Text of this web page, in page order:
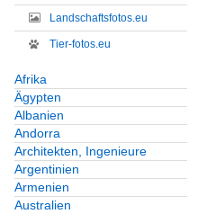
Landschaftsfotos.eu
Tier-fotos.eu
Afrika
Ägypten
Albanien
Andorra
Architekten, Ingenieure
Argentinien
Armenien
Australien